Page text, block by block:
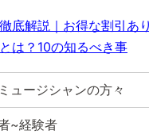
底解説｜お得な割引あり
は？10の知るべき事
ュージシャンの方々
~経験者